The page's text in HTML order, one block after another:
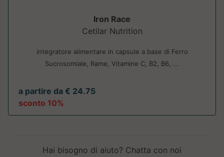
Iron Race
Cetilar Nutrition
integratore alimentare in capsule a base di Ferro
Sucrosomiale, Rame, Vitamine C, B2, B6, ...
a partire da € 24.75
sconto 10%
Hai bisogno di aiuto? Chatta con noi